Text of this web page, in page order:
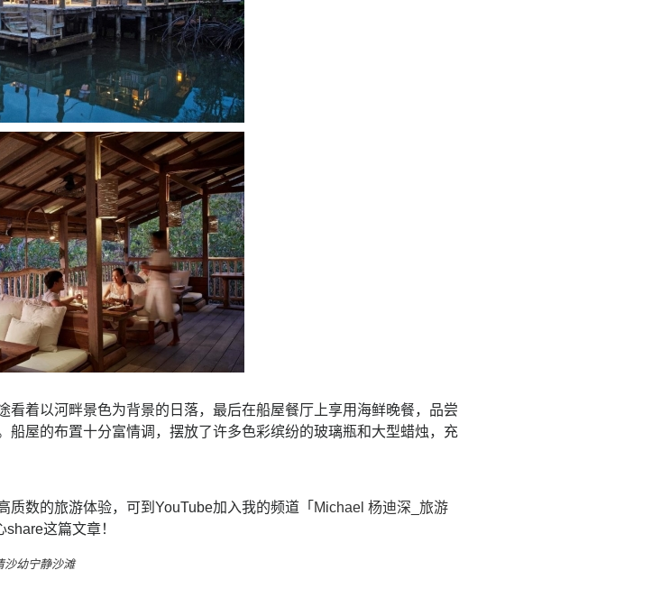
看着以河畔景色为背景的日落，最后在船屋餐厅上享用海鲜晚餐，品尝
船屋的布置十分富情调，摆放了许多色彩缤纷的玻璃瓶和大型蜡烛，充
数的旅游体验，可到YouTube加入我的频道「 Michael 杨迪深_旅游
这篇文章！
沙幼宁静沙滩